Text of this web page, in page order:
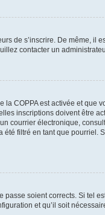
de s’inscrire. De même, il
contacter un
COPPA est activée et que
inscriptions doivent être
courrier électronique,
filtré en tant que pourriel.
soient corrects. Si tel
et qu’il soit